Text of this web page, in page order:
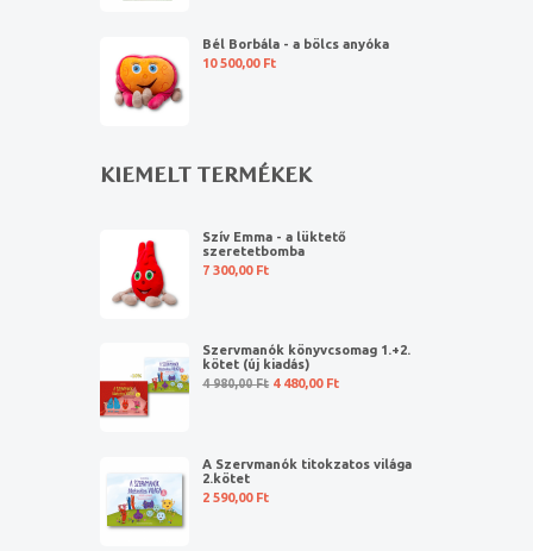
Bél Borbála - a bölcs anyóka
10 500,00 Ft
KIEMELT TERMÉKEK
Szív Emma - a lüktető
szeretetbomba
7 300,00 Ft
Szervmanók könyvcsomag 1.+2.
kötet (új kiadás)
4 980,00Ft 4 480,00 Ft
A Szervmanók titokzatos világa
2.kötet
2 590,00 Ft